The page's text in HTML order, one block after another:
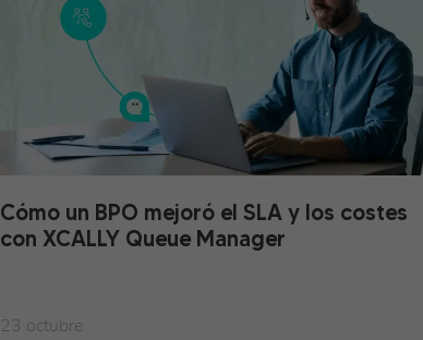
Cómo un BPO mejoró el SLA y los costes
con XCALLY Queue Manager
23 octubre